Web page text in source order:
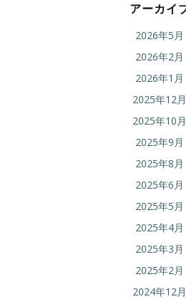
アーカイ
2026年5月
2026年2月
2026年1月
2025年12月
2025年10月
2025年9月
2025年8月
2025年6月
2025年5月
2025年4月
2025年3月
2025年2月
2024年12月